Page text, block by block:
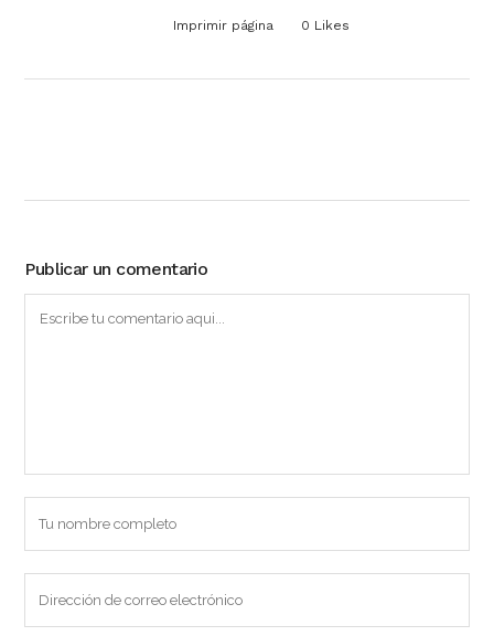
Imprimir página 0 Likes
Publicar un comentario